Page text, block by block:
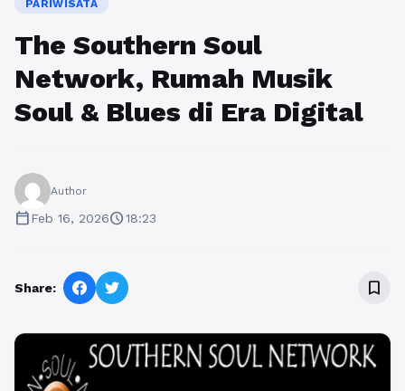
PARIWISATA
The Southern Soul
Network, Rumah Musik
Soul & Blues di Era Digital
Author
calendar_todayFeb 16, 2026schedule18:23
Share: bookmark_border